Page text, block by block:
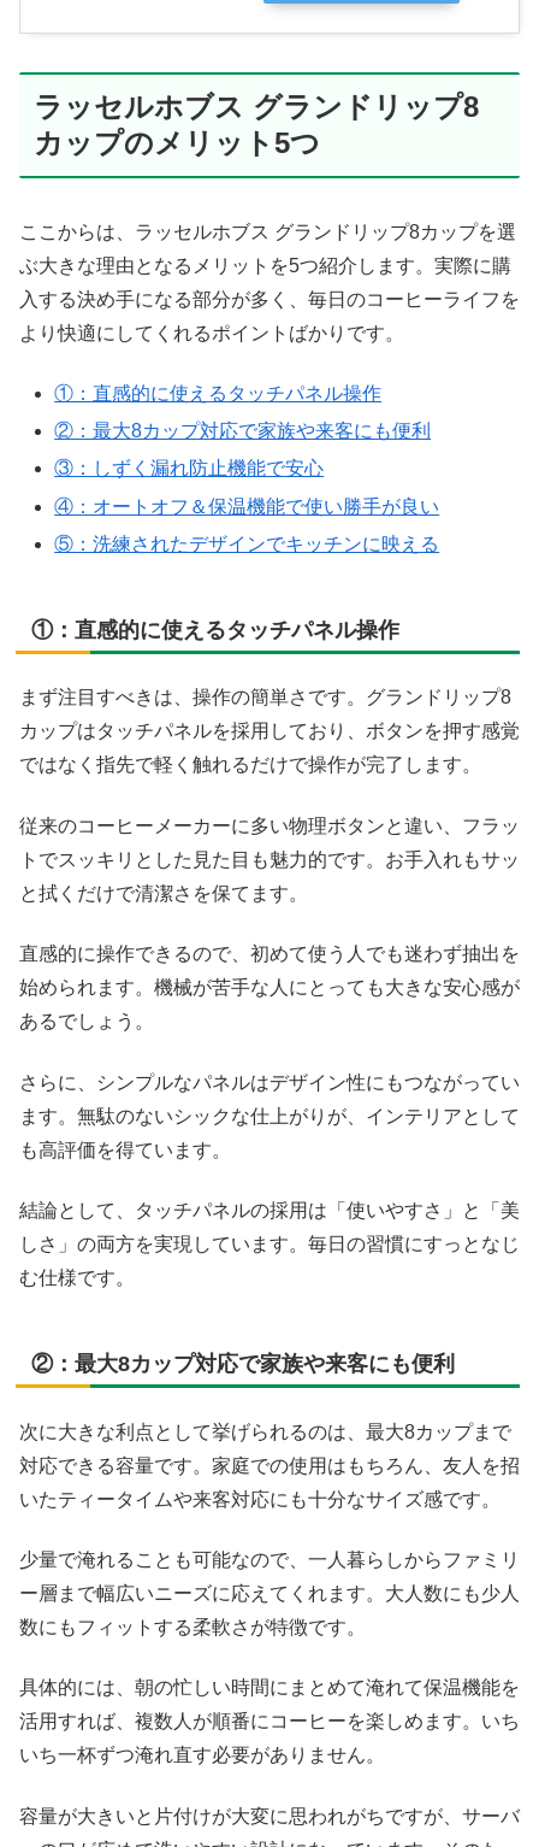
ラッセルホブス グランドリップ8
カップのメリット5つ
ここからは、ラッセルホブス グランドリップ8カップを選
ぶ大きな理由となるメリットを5つ紹介します。実際に購
入する決め手になる部分が多く、毎日のコーヒーライフを
より快適にしてくれるポイントばかりです。
①：直感的に使えるタッチパネル操作
②：最大8カップ対応で家族や来客にも便利
③：しずく漏れ防止機能で安心
④：オートオフ＆保温機能で使い勝手が良い
⑤：洗練されたデザインでキッチンに映える
①：直感的に使えるタッチパネル操作
まず注目すべきは、操作の簡単さです。グランドリップ8
カップはタッチパネルを採用しており、ボタンを押す感覚
ではなく指先で軽く触れるだけで操作が完了します。
従来のコーヒーメーカーに多い物理ボタンと違い、フラッ
トでスッキリとした見た目も魅力的です。お手入れもサッ
と拭くだけで清潔さを保てます。
直感的に操作できるので、初めて使う人でも迷わず抽出を
始められます。機械が苦手な人にとっても大きな安心感が
あるでしょう。
さらに、シンプルなパネルはデザイン性にもつながってい
ます。無駄のないシックな仕上がりが、インテリアとして
も高評価を得ています。
結論として、タッチパネルの採用は「使いやすさ」と「美
しさ」の両方を実現しています。毎日の習慣にすっとなじ
む仕様です。
②：最大8カップ対応で家族や来客にも便利
次に大きな利点として挙げられるのは、最大8カップまで
対応できる容量です。家庭での使用はもちろん、友人を招
いたティータイムや来客対応にも十分なサイズ感です。
少量で淹れることも可能なので、一人暮らしからファミリ
ー層まで幅広いニーズに応えてくれます。大人数にも少人
数にもフィットする柔軟さが特徴です。
具体的には、朝の忙しい時間にまとめて淹れて保温機能を
活用すれば、複数人が順番にコーヒーを楽しめます。いち
いち一杯ずつ淹れ直す必要がありません。
容量が大きいと片付けが大変に思われがちですが、サーバ